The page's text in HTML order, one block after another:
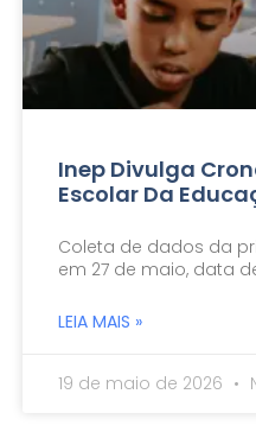
Inep Divulga
Escolar Da
Coleta de dados da
em 27 de maio, data
LEIA MAIS »
19 de maio de 2026